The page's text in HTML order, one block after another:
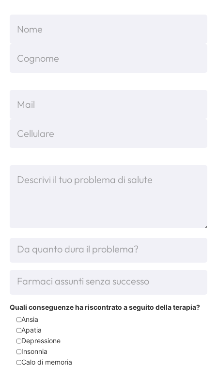
Quali conseguenze ha riscontrato a seguito della terapia?
Ansia
Apatia
Depressione
Insonnia
Calo di memoria